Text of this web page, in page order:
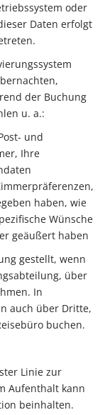
oder
Daten erfolgt
der Buchung
u. a.:
und
Ihre
haben, wie
Wünsche
geäußert haben
gestellt, wenn
über
In
auch über Dritte,
buchen.
Linie zur
Aufenthalt kann
beinhalten.